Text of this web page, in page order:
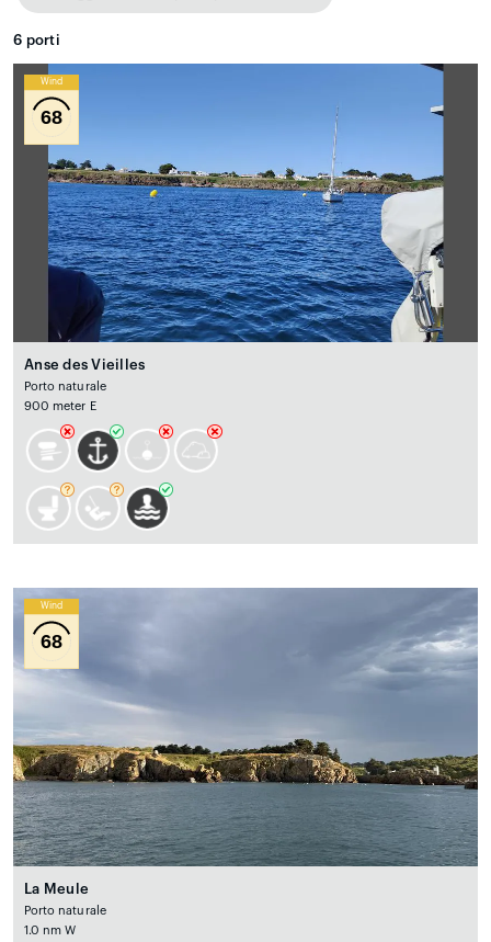
6 porti
Wind
68
Anse des Vieilles
Porto naturale
900 meter E
Wind
68
La Meule
Porto naturale
1.0 nm W